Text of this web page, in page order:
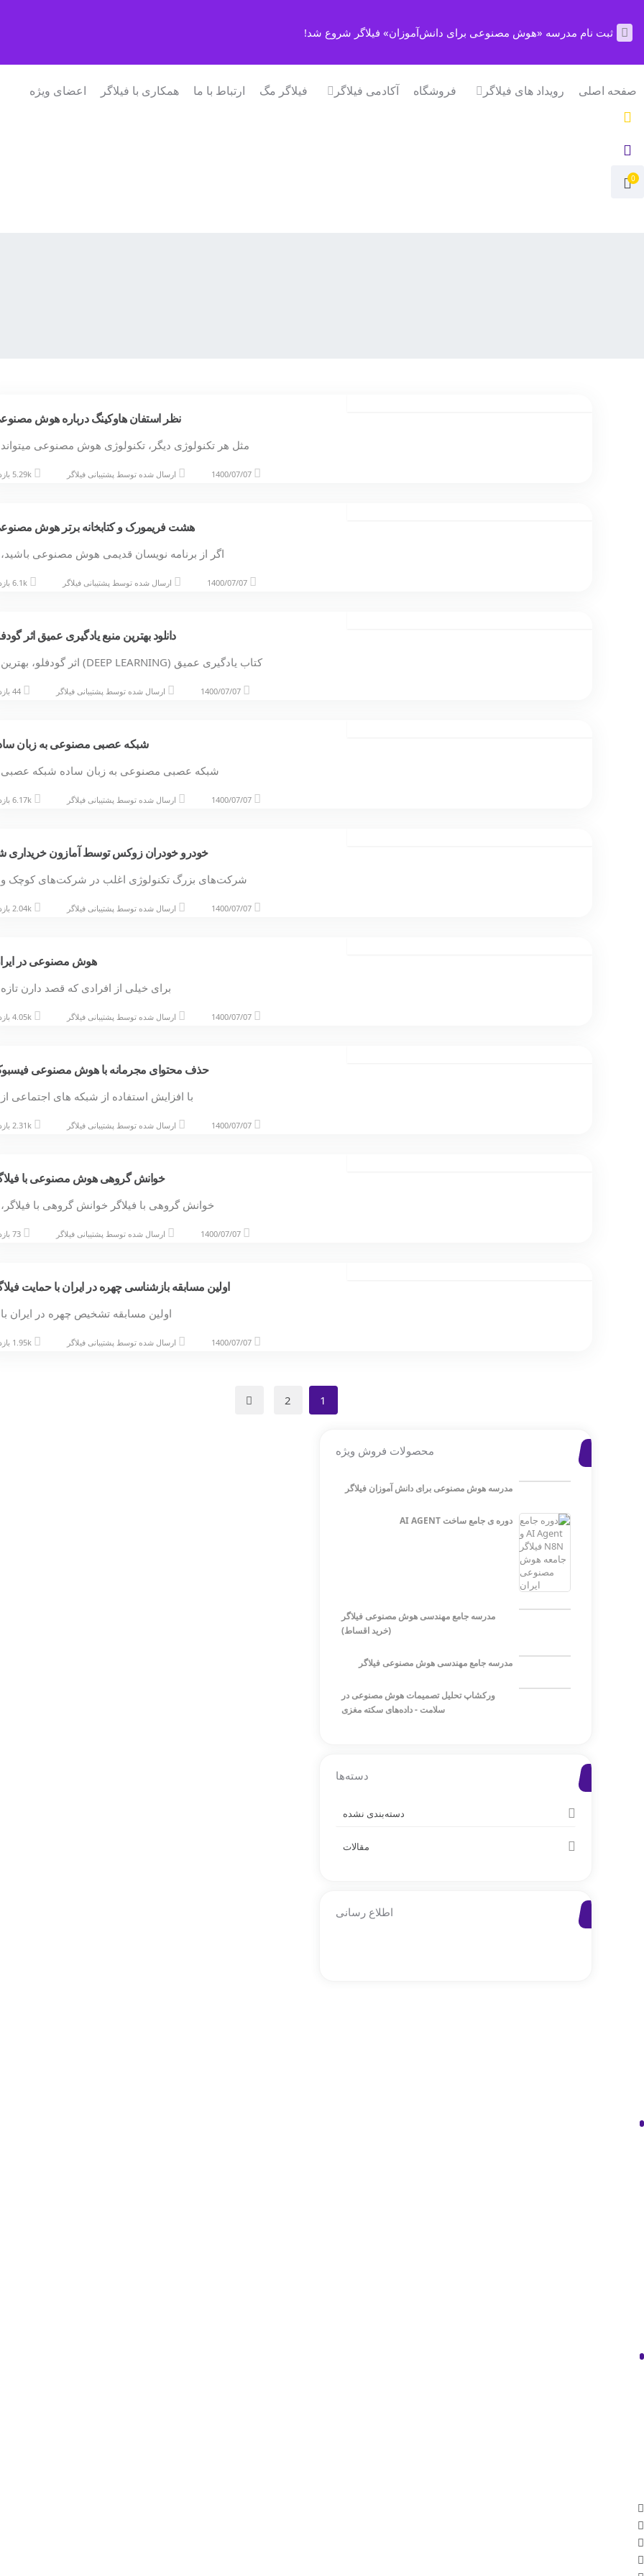
ثبت نام مدرسه «هوش مصنوعی برای دانش‌آموزان» فیلاگر شروع شد!
صفحه اصلی رویداد های فیلاگر فروشگاه آکادمی فیلاگر فیلاگر مگ ارتباط با ما همکاری با فیلاگر اعضای ویژه
0
نظر استفان هاوکینگ درباره هوش
مثل هر تکنولوژی دیگر، تکنولوژی هوش مصنوعی
1400/07/07 ارسال شده توسط پشتیبانی فیلاگر 5.29k بازدید
هشت فریمورک و کتابخانه برتر هوش
اگر از برنامه نویسان قدیمی هوش مصنوعی
1400/07/07 ارسال شده توسط پشتیبانی فیلاگر 6.1k بازدید
دانلود بهترین منبع یادگیری عمیق اثر
کتاب یادگیری عمیق (DEEP LEARNING) اثر گودفلو، بهترین…
1400/07/07 ارسال شده توسط پشتیبانی فیلاگر 44 بازدید
شبکه عصبی مصنوعی به زبان
شبکه عصبی مصنوعی به زبان ساده شبکه
1400/07/07 ارسال شده توسط پشتیبانی فیلاگر 6.17k بازدید
خودرو خودران زوکس توسط آمازون خریداری
شرکت‌های بزرگ تکنولوژی اغلب در شرکت‌های کوچک
1400/07/07 ارسال شده توسط پشتیبانی فیلاگر 2.04k بازدید
هوش مصنوعی در
برای خیلی از افرادی که قصد دارن
1400/07/07 ارسال شده توسط پشتیبانی فیلاگر 4.05k بازدید
حذف محتوای مجرمانه با هوش مصنوعی
با افزایش استفاده از شبکه های اجتماعی
1400/07/07 ارسال شده توسط پشتیبانی فیلاگر 2.31k بازدید
خوانش گروهی هوش مصنوعی با
خوانش گروهی با فیلاگر خوانش گروهی با
1400/07/07 ارسال شده توسط پشتیبانی فیلاگر 73 بازدید
اولین مسابقه بازشناسی چهره در ایران با حمایت
اولین مسابقه تشخیص چهره در ایران
1400/07/07 ارسال شده توسط پشتیبانی فیلاگر 1.95k بازدید
1
2
محصولات فروش ویژه
مدرسه هوش مصنوعی برای دانش آموزان فیلاگر
دوره ی جامع ساخت AI AGENT
مدرسه جامع مهندسی هوش مصنوعی فیلاگر
(خرید اقساط)
مدرسه جامع مهندسی هوش مصنوعی فیلاگر
ورکشاپ تحلیل تصمیمات هوش مصنوعی در
سلامت - داده‌های سکته مغزی
دسته‌ها
دسته‌بندی نشده
مقالات
اطلاع رسانی